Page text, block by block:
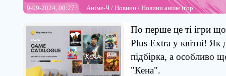
9-09-2024, 00:27 Аніме-Ч / Новини / Новини аніме ігор
По перше це ті ігри
Plus Extra у квітні!
підбірка, а особливо
"Кена".